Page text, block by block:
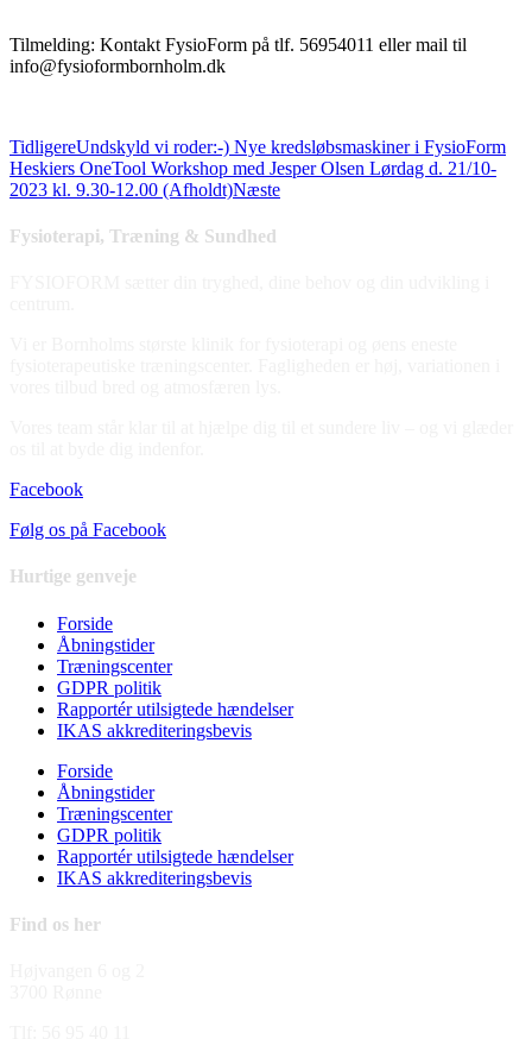
Tilmelding: Kontakt FysioForm på tlf. 56954011 eller mail til
info@fysioformbornholm.dk
TidligereUndskyld vi roder:-) Nye kredsløbsmaskiner i FysioForm
Heskiers OneTool Workshop med Jesper Olsen Lørdag d. 21/10-
2023 kl. 9.30-12.00 (Afholdt)Næste
Fysioterapi, Træning & Sundhed
Facebook
Følg os på Facebook
Hurtige genveje
Forside
Åbningstider
Træningscenter
GDPR politik
Rapportér utilsigtede hændelser
IKAS akkrediteringsbevis
Forside
Åbningstider
Træningscenter
GDPR politik
Rapportér utilsigtede hændelser
IKAS akkrediteringsbevis
Find os her